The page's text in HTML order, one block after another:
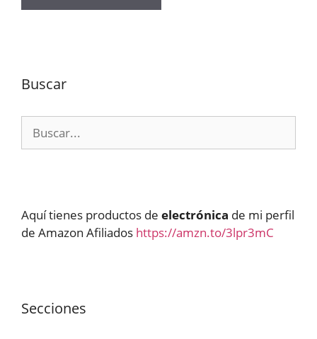
Buscar
Aquí tienes productos de electrónica de mi perfil
de Amazon Afiliados https://amzn.to/3lpr3mC
Secciones